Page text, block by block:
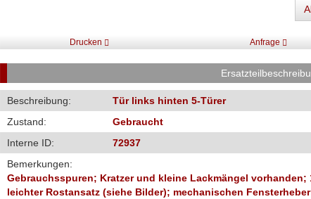
Drucken Anfrage
Beschreibung:
Tür links hinten 5-Türer
Zustand:
Gebraucht
Interne ID:
72937
Bemerkungen:
Gebrauchsspuren; Kratzer und kleine Lackmängel
leichter Rostansatz (siehe Bilder); mechanischen